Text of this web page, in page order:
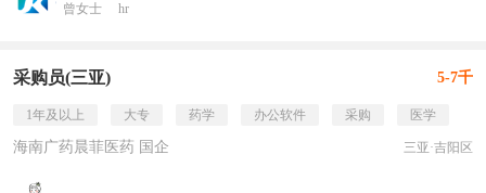
曾女士 hr
采购员(三亚) 5-7千
1年及以上 大专 药学 办公软件 采购 医学
海南广药晨菲医药 国企 三亚·吉阳区